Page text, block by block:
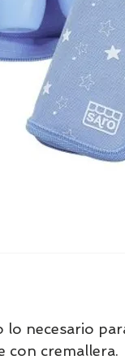
necesario
con cremallera.